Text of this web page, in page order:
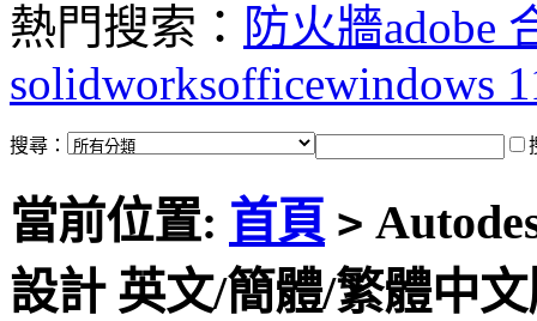
熱門搜索： 防火牆adobe
solidworksofficewindows
搜尋：
當前位置: 首頁 >
設計 英文/簡體/繁體中